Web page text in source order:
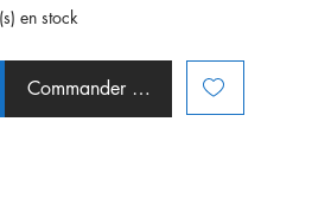
en stock
Commander et payer